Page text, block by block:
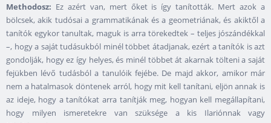
Methodosz: Ez azért van, mert őket is így tanították. Mert azok a
bölcsek, akik tudósai a grammatikának és a geometriának, és akiktől a
tanítók egykor tanultak, maguk is arra törekedtek – teljes jószándékkal
–, hogy a saját tudásukból minél többet átadjanak, ezért a tanítók is azt
gondolják, hogy ez így helyes, és minél többet át akarnak tölteni a saját
fejükben lévő tudásból a tanulóik fejébe. De majd akkor, amikor már
nem a hatalmasok döntenek arról, hogy mit kell tanítani, eljön annak is
az ideje, hogy a tanítókat arra tanítják meg, hogyan kell megállapítani,
hogy milyen ismeretekre van szüksége a kis Ilariónnak vagy